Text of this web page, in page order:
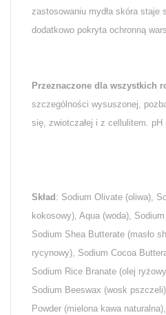
zastosowaniu mydła skóra staje
dodatkowo pokryta ochronną
Przeznaczone dla wszystkich
szczególności wysuszonej,
się, zwiotczałej i z cellulitem.
Skład : Sodium Olivate (oliwa),
kokosowy), Aqua (woda),
Sodium Shea Butterate (masło
rycynowy), Sodium Cocoa
Sodium Rice Branate (olej
Sodium Beeswax (wosk
Powder (mielona kawa